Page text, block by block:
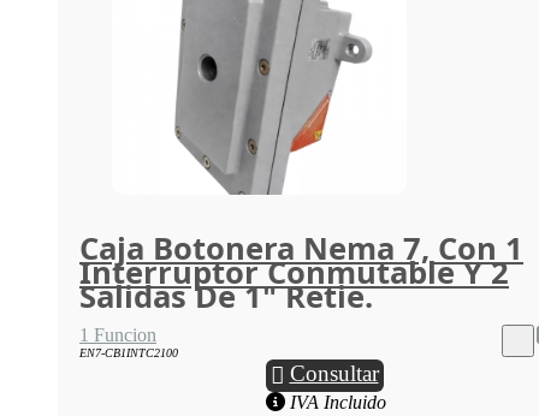
Caja Botonera Nema 7, Con 1
Interruptor Conmutable Y 2
Salidas De 1" Retie.
1 Funcion
EN7-CB1INTC2100
Consultar
IVA Incluido